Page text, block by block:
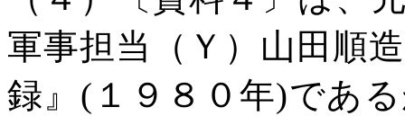
軍事担当（Ｙ）山田順
録』 ( １９８０年)であ